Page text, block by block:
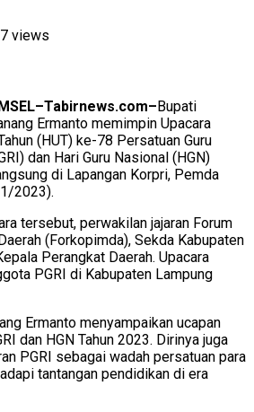
views
Bupati
Ermanto memimpin Upacara
(HUT) ke-78 Persatuan Guru
dan Hari Guru Nasional (HGN)
di Lapangan Korpri, Pemda
2023).
tersebut, perwakilan jajaran Forum
(Forkopimda), Sekda Kabupaten
Perangkat Daerah. Upacara
PGRI di Kabupaten Lampung
Ermanto menyampaikan ucapan
dan HGN Tahun 2023. Dirinya juga
PGRI sebagai wadah persatuan para
tantangan pendidikan di era